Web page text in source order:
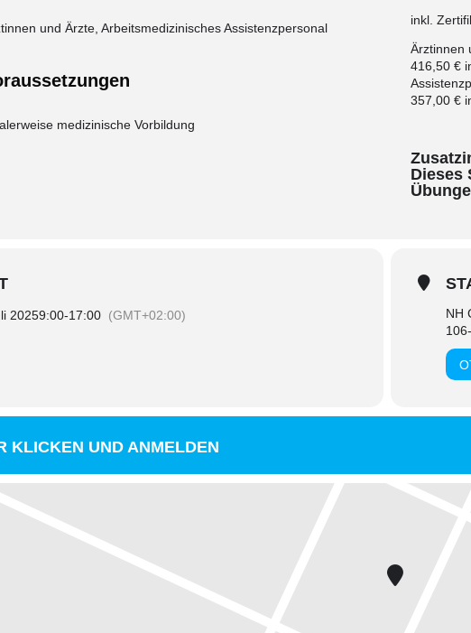
und Ärzte, Arbeitsmedizinisches Assistenzpersonal
medizinische Vorbildung
inkl.
Ärztinnen
416,50 €
357,00 €
Dieses
20259:00-17:00 (GMT+02:00)
NH
KLICKEN UND ANMELDEN